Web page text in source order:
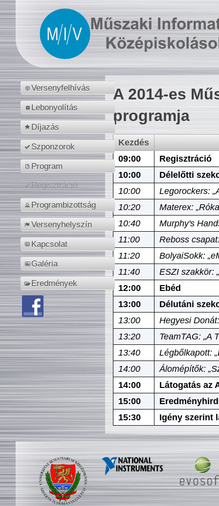
Versenyfelhívás
Lebonyolítás
Díjazás
Szponzorok
Program
Regisztráció
Programbizottság
Versenyhelyszín
Kapcsolat
Galéria
Eredmények
A 2014-es
programja
Kezdés
09:00
Regisztráció
10:00
Délelőtti
10:00
Legorockers:
10:20
Materex:
10:40
Murphy's
11:00
Reboss
11:20
BolyaiSokk:
11:40
ESZI szakkör:
12:00
Ebéd
13:00
Délutáni
13:00
Hegyesi
13:20
TeamTAG: „A
13:40
Légbőlkapott:
14:00
Álomépítők:
14:00
Látogatás az
15:00
15:30
Igény szerint